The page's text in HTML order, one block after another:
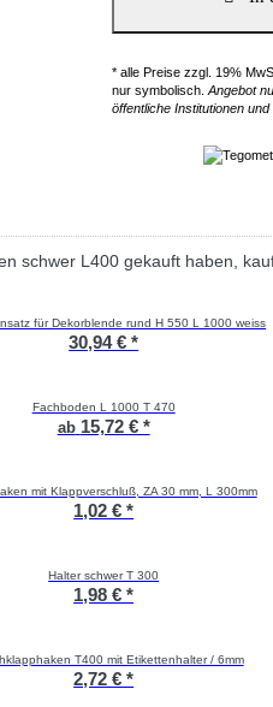
* alle Preise zzgl. 19%
nur symbolisch. Angebot
öffentliche Institutionen
schwer L400 gekauft haben,
für Dekorblende rund H 550 L 1000 weiss
30,94 € *
Fachboden L 1000 T 470
ab 15,72 € *
mit Klappverschluß, ZA 30 mm, L 300mm
1,02 € *
Halter schwer T 300
1,98 € *
T400 mit Etikettenhalter / 6mm
2,72 € *